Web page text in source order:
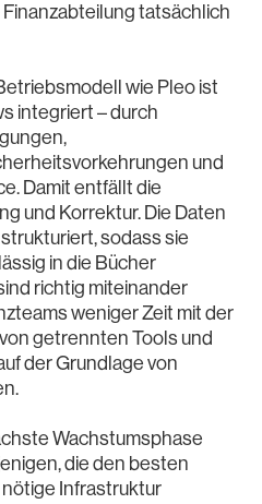
tatsächlich
wie Pleo ist
integriert – durch
und
Damit entfällt die
und Korrektur. Die Daten
sodass sie
in die Bücher
richtig miteinander
weniger Zeit mit der
getrennten Tools und
der Grundlage von
Wachstumsphase
die den besten
Infrastruktur